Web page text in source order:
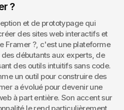
?
et de prototypage qui
des sites web interactifs et
Framer ?, c'est une plateforme
débutants aux experts, de
des outils intuitifs sans code.
un outil pour construire des
a évolué pour devenir une
à part entière. Son accent sur